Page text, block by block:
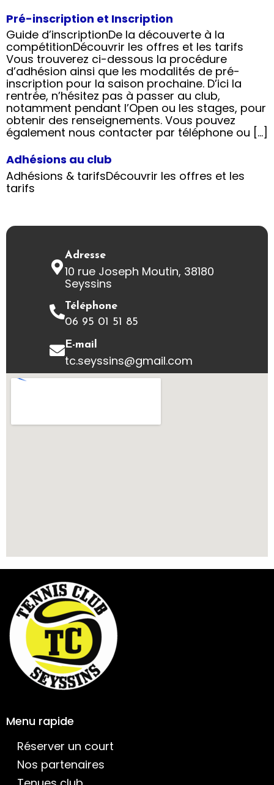
Pré-inscription et Inscription
Guide d’inscriptionDe la découverte à la
compétitionDécouvrir les offres et les tarifs
Vous trouverez ci-dessous la procédure
d’adhésion ainsi que les modalités de pré-
inscription pour la saison prochaine. D’ici la
rentrée, n’hésitez pas à passer au club,
notamment pendant l’Open ou les stages, pour
obtenir des renseignements. Vous pouvez
également nous contacter par téléphone ou […]
Adhésions au club
Adhésions & tarifsDécouvrir les offres et les
tarifs
Adresse
10 rue Joseph Moutin, 38180
Seyssins
Téléphone
06 95 01 51 85
E-mail
tc.seyssins@gmail.com
Menu rapide
Réserver un court
Nos partenaires